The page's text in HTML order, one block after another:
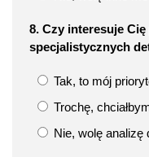
8. Czy interesuje
specjalistycznych
Tak, to mój
Trochę,
Nie, wolę analizę